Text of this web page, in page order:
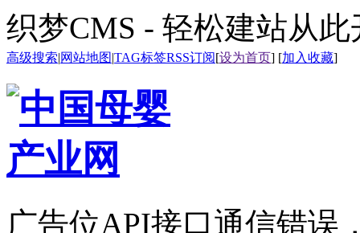
织梦CMS - 轻松建站从此
高级搜索|网站地图|TAG标签RSS订阅[设为首页] [加入收藏]
广告位API接口通信错误